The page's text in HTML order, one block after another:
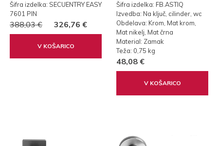
Šifra izdelka: SECUENTRY EASY
7601 PIN
388,03 € 326,76 €
V KOŠARICO
Šifra izdelka: FB.ASTIQ
Izvedba: Na ključ, cilinder, wc
Obdelava: Krom, Mat krom,
Mat nikelj, Mat črna
Material: Zamak
Teža: 0,75 kg
48,08 €
V KOŠARICO